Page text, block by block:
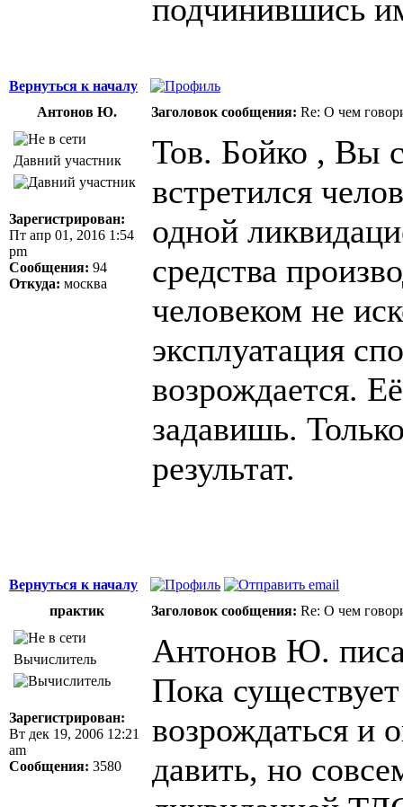
подчинившись
Вернуться к началу
Антонов Ю.
Заголовок сообщения: Re: О чем
Давний участник
Зарегистрирован:
Пт апр 01, 2016 1:54
pm
Сообщения: 94
Откуда: москва
Тов. Бойко , Вы
встретился
одной
средства
человеком не
эксплуатация
возрождается.
задавишь.
результат.
Вернуться к началу
практик
Заголовок сообщения: Re: О чем
Вычислитель
Зарегистрирован:
Вт дек 19, 2006 12:21
am
Сообщения: 3580
Антонов Ю.
Пока
возрождаться и
давить, но